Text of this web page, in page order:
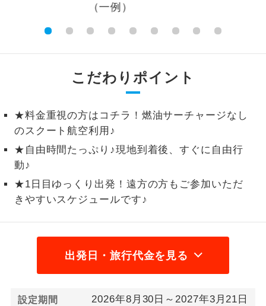
こだわりポイント
★料金重視の方はコチラ！燃油サーチャージなし
のスクート航空利用♪
★自由時間たっぷり♪現地到着後、すぐに自由行
動♪
★1日目ゆっくり出発！遠方の方もご参加いただ
きやすいスケジュールです♪
出発日・旅行代金を見る
設定期間 2026年8月30日～2027年3月21日
供（2歳以上12歳未満）3,800円
※上記以外の出発日につきましては料金確定
※手配の都合により変更になる場合がありま
【その他諸税追加】
国際観光旅客税
3,000円、子供（2歳以上12歳未満）3,000円
供（2歳以上12歳未満）3,000円
事の心配はいりません。（機内食を除
だけます。
トラベルイヤ
周りの音を気にせず、ガイドさんの説明
をじっくり聞くことができます。
1名様催行
1名様から出発可能な個人型プランで
す。
おひとり様参
おひとり様限定でご参加いただけるコー
コースです。
す。